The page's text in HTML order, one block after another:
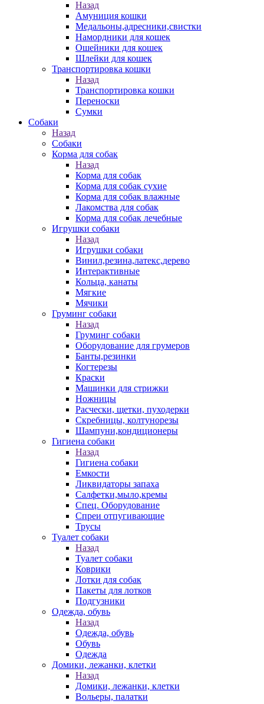
Назад
Амуниция кошки
Медальоны,адресники,свистки
Намордники для кошек
Ошейники для кошек
Шлейки для кошек
Транспортировка кошки
Назад
Транспортировка кошки
Переноски
Сумки
Собаки
Назад
Собаки
Корма для собак
Назад
Корма для собак
Корма для собак сухие
Корма для собак влажные
Лакомства для собак
Корма для собак лечебные
Игрушки собаки
Назад
Игрушки собаки
Винил,резина,латекс,дерево
Интерактивные
Кольца, канаты
Мягкие
Мячики
Груминг собаки
Назад
Груминг собаки
Оборудование для грумеров
Банты,резинки
Когтерезы
Краски
Машинки для стрижки
Ножницы
Расчески, щетки, пуходерки
Скребницы, колтунорезы
Шампуни,кондиционеры
Гигиена собаки
Назад
Гигиена собаки
Емкости
Ликвидаторы запаха
Салфетки,мыло,кремы
Спец. Оборудование
Спреи отпугивающие
Трусы
Туалет собаки
Назад
Туалет собаки
Коврики
Лотки для собак
Пакеты для лотков
Подгузники
Одежда, обувь
Назад
Одежда, обувь
Обувь
Одежда
Домики, лежанки, клетки
Назад
Домики, лежанки, клетки
Вольеры, палатки